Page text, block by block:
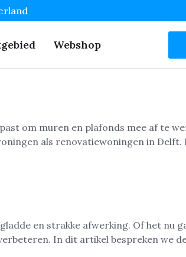
Webshop
om muren en plafonds mee af te
als renovatiewoningen in
en strakke afwerking. Of het nu
In dit artikel bespreken we